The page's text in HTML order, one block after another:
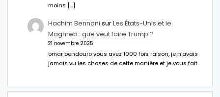
moins […]
Hachim Bennani surLes États-Unis et le
Maghreb : que veut faire Trump ?
21 novembre 2025
omar bendouro vous avez 1000 fois raison, je n'avais
jamais vu les choses de cette manière et je vous fait…